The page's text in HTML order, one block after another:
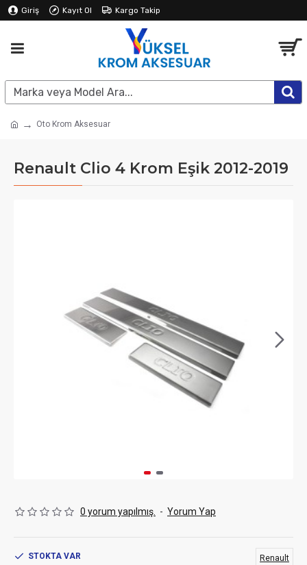
Giriş Kayıt Ol Kargo Takip
Oto Krom Aksesuar
Renault Clio 4 Krom Eşik 2012-2019
0 yorum yapılmış. - Yorum Yap
STOKTA VAR
Renault